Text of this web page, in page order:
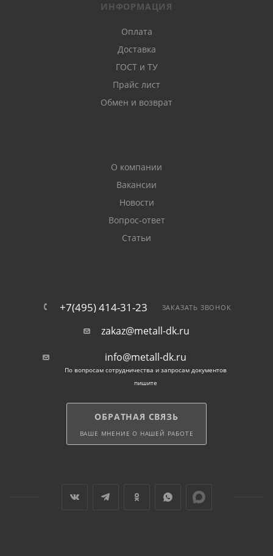
ИНФОРМАЦИЯ
Оплата
Доставка
ГОСТ и ТУ
Прайс лист
Обмен и возврат
О компании
Вакансии
Новости
Вопрос-ответ
Статьи
+7(495) 414-31-23 ЗАКАЗАТЬ ЗВОНОК
zakaz@metall-dk.ru
info@metall-dk.ru
По вопросам сотрудничества и запросам документов
пишите
ОБРАТНАЯ СВЯЗЬ
ВАШЕ МНЕНИЕ О НАШЕЙ РАБОТЕ